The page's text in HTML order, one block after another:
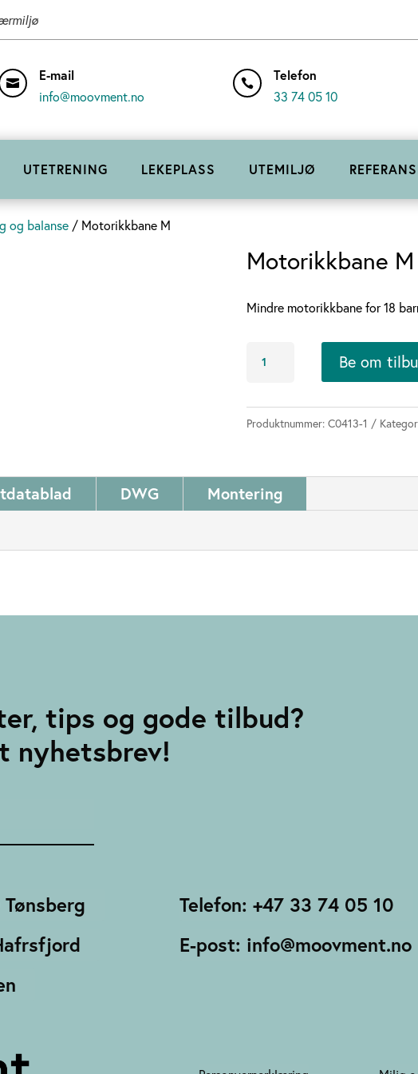

E-mail
info@moovment.no

Telefon
33 74 05 10
UTETRENING LEKEPLASS UTEMILJØ
og balanse / Motorikkbane M
Motorikkbane M
Mindre motorikkbane for 18
Be om
Produktnummer: C0413-1
DWG Montering
tips og gode tilbud?
nyhetsbrev!
Telefon: +47 33 74 05 10
E-post: info@moovment.no